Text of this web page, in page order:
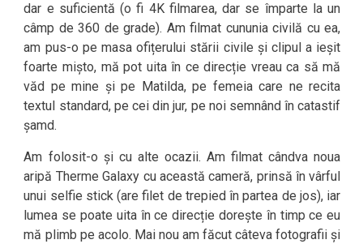
dar e suficientă (o fi 4K filmarea, dar se împarte la un
câmp de 360 de grade). Am filmat cununia civilă cu ea,
am pus-o pe masa ofițerului stării civile și clipul a ieșit
foarte mișto, mă pot uita în ce direcție vreau ca să mă
văd pe mine și pe Matilda, pe femeia care ne recita
textul standard, pe cei din jur, pe noi semnând în catastif
șamd.
Am folosit-o și cu alte ocazii. Am filmat cândva noua
aripă Therme Galaxy cu această cameră, prinsă în vârful
unui selfie stick (are filet de trepied în partea de jos), iar
lumea se poate uita în ce direcție dorește în timp ce eu
mă plimb pe acolo. Mai nou am făcut câteva fotografii și